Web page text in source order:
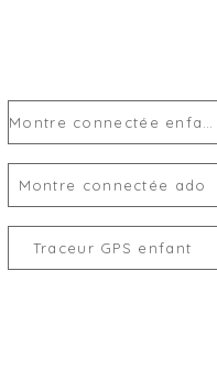
Montre connectée ado
Traceur GPS enfant